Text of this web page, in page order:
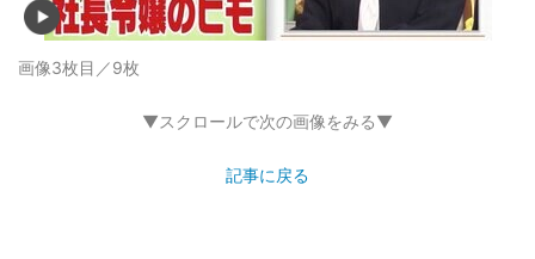
画像3枚目／9枚
▼スクロールで次の画像をみる▼
記事に戻る